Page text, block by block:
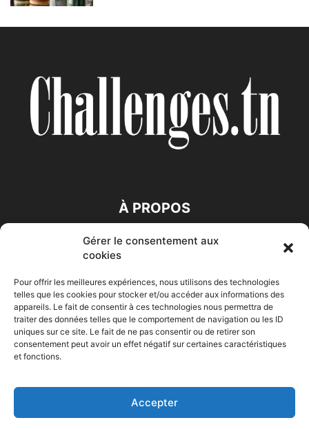
Gérer le consentement aux
cookies
Pour offrir les meilleures expériences, nous utilisons des technologies
telles que les cookies pour stocker et/ou accéder aux informations des
appareils. Le fait de consentir à ces technologies nous permettra de
traiter des données telles que le comportement de navigation ou les ID
uniques sur ce site. Le fait de ne pas consentir ou de retirer son
consentement peut avoir un effet négatif sur certaines caractéristiques
et fonctions.
Accepter
À PROPOS
SUIVEZ NOUS
Accueil Economie Entreprises Entrepreneur Afrique
HIGH-TECH Auto-Moto